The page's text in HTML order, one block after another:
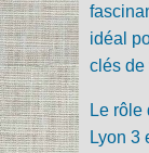
idéal
clés de
Le rôle
Lyon 3